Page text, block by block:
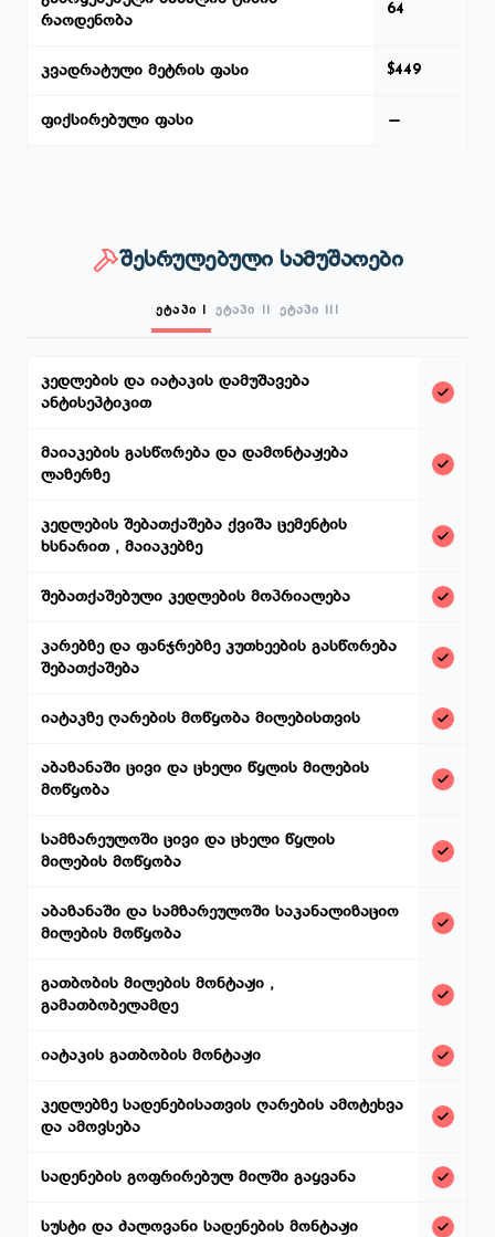
რაოდენობა
64
კვადრატული მეტრის ფასი $449
ფიქსირებული ფასი
შესრულებული სამუშაოები
ეტაპი I ეტაპი II ეტაპი III
კედლების და იატაკის დამუშავება
ანტისეპტიკით
მაიაკების გასწორება და დამონტაჟება
ლაზერზე
კედლების შებათქაშება ქვიშა ცემენტის
ხსნარით , მაიაკებზე
შებათქაშებული კედლების მოპრიალება
კარებზე და ფანჯრებზე კუთხეების გასწორება
შებათქაშება
იატაკზე ღარების მოწყობა მილებისთვის
აბაზანაში ცივი და ცხელი წყლის მილების
მოწყობა
სამზარეულოში ცივი და ცხელი წყლის
მილების მოწყობა
აბაზანაში და სამზარეულოში საკანალიზაციო
მილების მოწყობა
გათბობის მილების მონტაჟი ,
გამათბობელამდე
იატაკის გათბობის მონტაჟი
კედლებზე სადენებისათვის ღარების ამოტეხვა
და ამოვსება
სადენების გოფრირებულ მილში გაყვანა
სუსტი და ძალოვანი სადენების მონტაჟი